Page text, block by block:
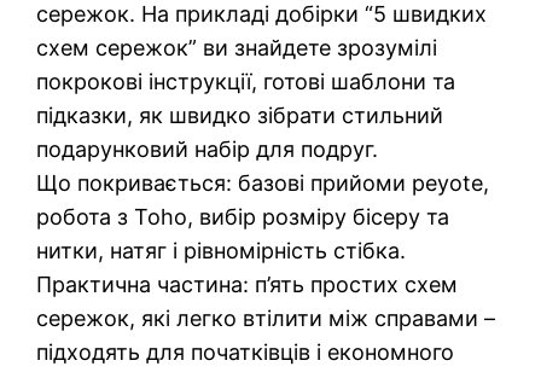
сережок. На прикладі добірки “5 швидких
схем сережок” ви знайдете зрозумілі
покрокові інструкції, готові шаблони та
підказки, як швидко зібрати стильний
подарунковий набір для подруг.
Що покривається: базові прийоми peyote,
робота з Toho, вибір розміру бісеру та
нитки, натяг і рівномірність стібка.
Практична частина: п’ять простих схем
сережок, які легко втілити між справами –
підходять для початківців і економного